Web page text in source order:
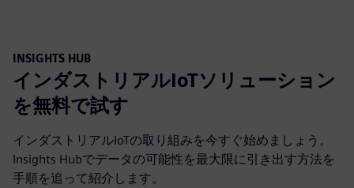
INSIGHTS HUB
インダストリアルIoTソリューション
を無料で試す
インダストリアルIoTの取り組みを今すぐ始めましょう。
Insights Hubでデータの可能性を最大限に引き出す方法を
手順を追って紹介します。